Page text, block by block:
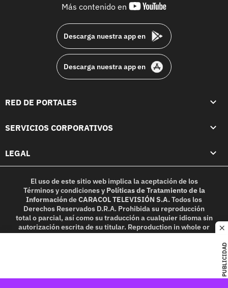
PUBLICIDAD
Más contenido en
youtube-
Descarga nuestra app en
Descarga nuestra app en
RED DE PORTALES
SERVICIOS CORPORATIVOS
LEGAL
El uso de este sitio web implica la aceptación de los
Términos y condicionesy Políticas de Tratamiento de la
InformacióndeCARACOL TELEVISIÓN S.A.Todos los
Derechos Reservados D.R.A. Prohibida su reproducción
total o parcial, así como su traducción a cualquier idioma sin
autorización escrita de su titular. Reproduction in whole or
in part, or translation without written permission is